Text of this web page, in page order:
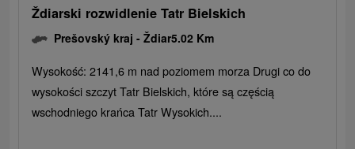
Ždiarski rozwidlenie Tatr Bielskich
Prešovský kraj -Ždiar5.02 Km
Wysokość: 2141,6 m nad poziomem morza Drugi co do
wysokości szczyt Tatr Bielskich, które są częścią
wschodniego krańca Tatr Wysokich....